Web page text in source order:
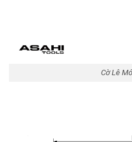
Cờ Lê